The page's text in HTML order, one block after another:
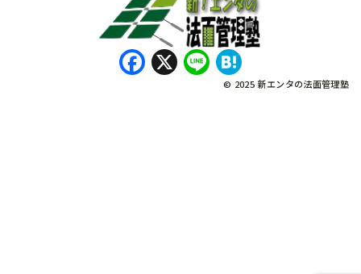
Facebook
X Line
© 2025 新エンタの法面管理塾